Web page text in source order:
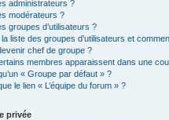
administrateurs ?
modérateurs ?
groupes d’utilisateurs ?
liste des groupes d’utilisateurs et
chef de groupe ?
membres apparaissent dans une
« Groupe par défaut » ?
le lien « L’équipe du forum » ?
privée